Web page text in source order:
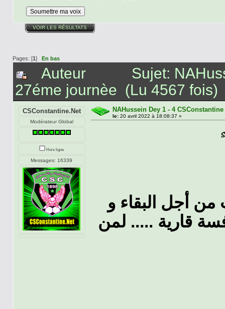
VOIR LES RÉSULTATS
Pages: [1 ] En bas
Auteur
Sujet:
27éme journèe (Lu 4567 fois)
CSConstantine.Net
Modérateur Global
Hors ligne
Messages: 16339
NAHussein Dey 1 - 4
le: 20 avril 2022 à 18:08:37 »
من أجل البقاء و
قارية ..... لمن